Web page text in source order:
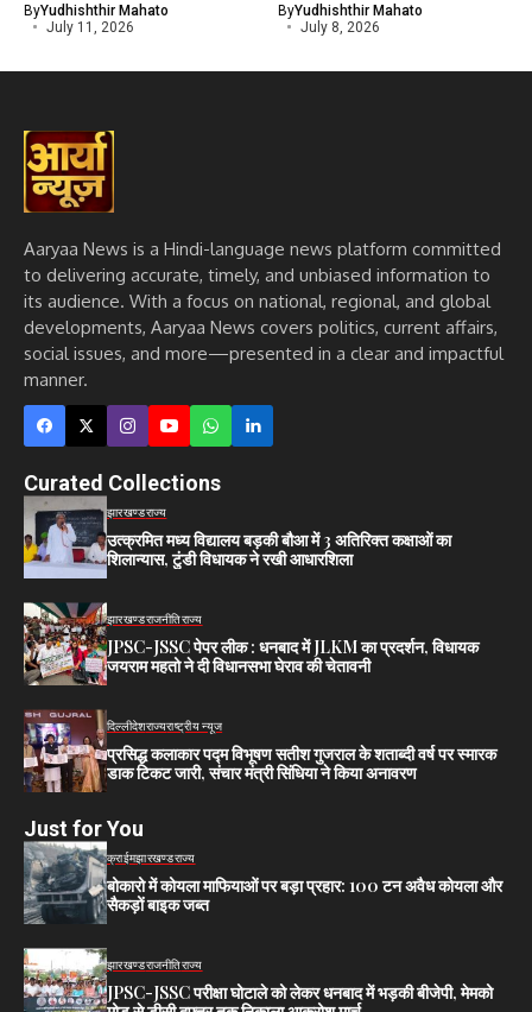
ByYudhishthir Mahato
July 11, 2026
ByYudhishthir Mahato
July 8, 2026
Aaryaa News is a Hindi-language news platform committed
to delivering accurate, timely, and unbiased information to
its audience. With a focus on national, regional, and global
developments, Aaryaa News covers politics, current affairs,
social issues, and more—presented in a clear and impactful
manner.
Curated Collections
झारखण्डराज्य
उत्क्रमित मध्य विद्यालय बड़की बौआ में 3 अतिरिक्त कक्षाओं का
शिलान्यास, टुंडी विधायक ने रखी आधारशिला
झारखण्डराजनीतिराज्य
JPSC-JSSC पेपर लीक : धनबाद में JLKM का प्रदर्शन, विधायक
जयराम महतो ने दी विधानसभा घेराव की चेतावनी
दिल्लीदेशराज्यराष्ट्रीय न्यूज
प्रसिद्ध कलाकार पद्म विभूषण सतीश गुजराल के शताब्दी वर्ष पर स्मारक
डाक टिकट जारी, संचार मंत्री सिंधिया ने किया अनावरण
Just for You
क्राईमझारखण्डराज्य
बोकारो में कोयला माफियाओं पर बड़ा प्रहार: 100 टन अवैध कोयला और
सैकड़ों बाइक जब्त
झारखण्डराजनीतिराज्य
JPSC-JSSC परीक्षा घोटाले को लेकर धनबाद में भड़की बीजेपी, मेमको